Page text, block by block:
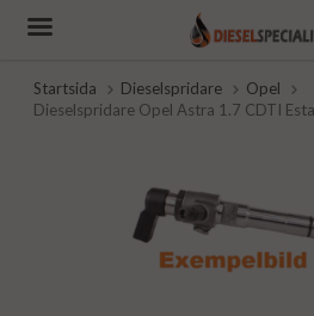
Startsida Dieselspridare
Opel
Dieselspridare Opel Astra 1.7 CDTI